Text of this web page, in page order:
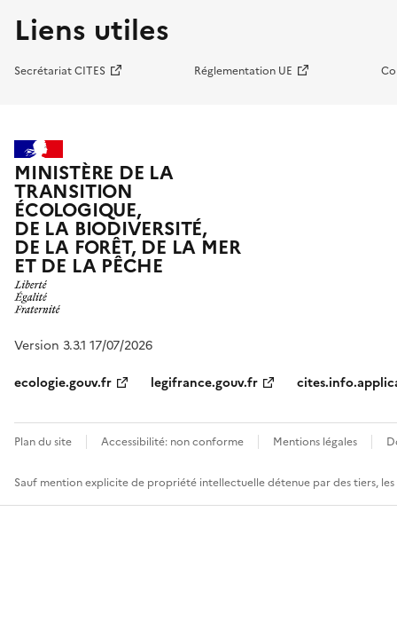
Liens utiles
Secrétariat CITES Réglementation UE
MINISTÈRE DE LA
TRANSITION
ÉCOLOGIQUE,
DE LA BIODIVERSITÉ,
DE LA FORÊT, DE LA MER
ET DE LA PÊCHE
Version 3.3.1 17/07/2026
ecologie.gouv.fr
legifrance.gouv.fr
Plan du site Accessibilité: non conforme Mentions légales
Sauf mention explicite de propriété intellectuelle détenue par des tiers,